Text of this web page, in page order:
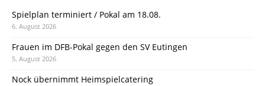
Spielplan terminiert / Pokal am 18.08.
6. August 2026
Frauen im DFB-Pokal gegen den SV Eutingen
5. August 2026
Nock übernimmt Heimspielcatering